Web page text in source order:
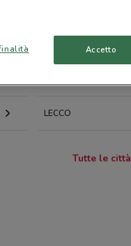
MACHERIO
LECCO
Tutte le città
Accetto